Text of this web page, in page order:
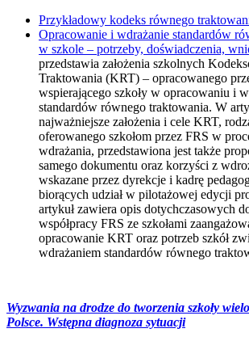
Przykładowy kodeks równego
Opracowanie i wdrażanie standardów
w szkole – potrzeby, doświadczenia,
przedstawia założenia szkolnych
Traktowania (KRT) – opracowanego
wspierającego szkoły w opracowaniu i
standardów równego traktowania. W
najważniejsze założenia i cele KRT,
oferowanego szkołom przez FRS w
wdrażania, przedstawiona jest także
samego dokumentu oraz korzyści z
wskazane przez dyrekcje i kadrę
biorących udział w pilotażowej edycji
artykuł zawiera opis dotychczasowych
współpracy FRS ze szkołami
opracowanie KRT oraz potrzeb szkół
wdrażaniem standardów równego
Wyzwania na drodze do tworzenia szkoły
Polsce. Wstępna diagnoza sytuacji